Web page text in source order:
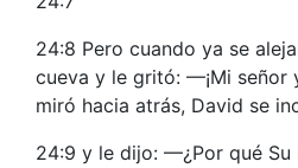
24:8 Pero cuando ya se
cueva y le gritó: —¡Mi señor
miró hacia atrás, David se
24:9 y le dijo: —¿Por qué Su